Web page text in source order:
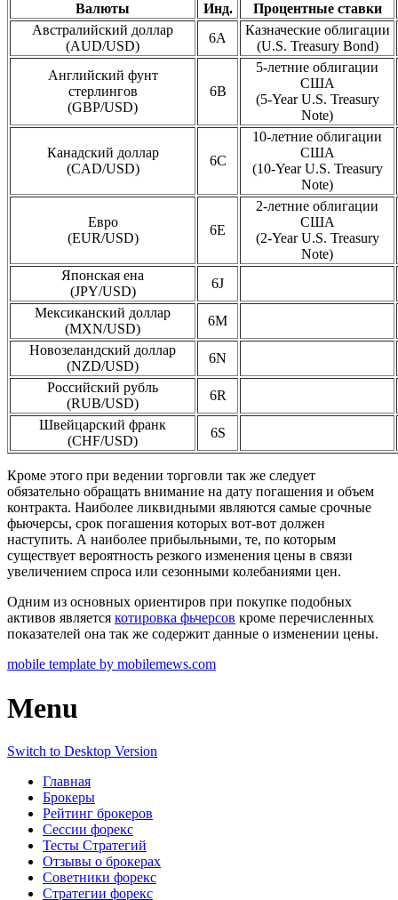
Валюты Инд.
Процентные ставки
Австралийский доллар
(AUD/USD)
6A
Казначеские облигации
(U.S. Treasury Bond)
Английский фунт
стерлингов
(GBP/USD)
6B
5-летние облигации
США
(5-Year U.S. Treasury
Note)
Канадский доллар
(CAD/USD)
6C
10-летние облигации
США
(10-Year U.S. Treasury
Note)
Евро
(EUR/USD)
6E
2-летние облигации
США
(2-Year U.S. Treasury
Note)
Японская ена
(JPY/USD)
6J
Мексиканский доллар
(MXN/USD)
6M
Новозеландский доллар
(NZD/USD)
6N
Российский рубль
(RUB/USD)
6R
Швейцарский франк
(CHF/USD)
6S
Кроме этого при ведении торговли так же следует
обязательно обращать внимание на дату погашения и объем
контракта. Наиболее ликвидными являются самые срочные
фьючерсы, срок погашения которых вот-вот должен
наступить. А наиболее прибыльными, те, по которым
существует вероятность резкого изменения цены в связи
увеличением спроса или сезонными колебаниями цен.
Одним из основных ориентиров при покупке подобных
активов является котировка фьчерсов кроме перечисленных
показателей она так же содержит данные о изменении цены.
mobile template by mobilemews.com
Menu
Switch to Desktop Version
Главная
Брокеры
Рейтинг брокеров
Сессии форекс
Тесты Стратегий
Отзывы о брокерах
Советники форекс
Стратегии форекс